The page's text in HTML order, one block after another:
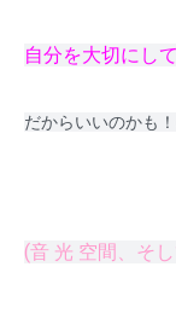
自分を大切にし
だからいいのかも
(音 光 空間、そ